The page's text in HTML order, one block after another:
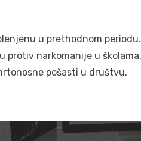
u prethodnom
protiv narkomanije u
pošasti u društvu.